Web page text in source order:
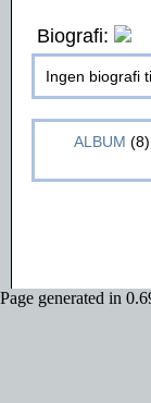
Biografi:
Ingen biografi
ALBUM (8)
Page generated in